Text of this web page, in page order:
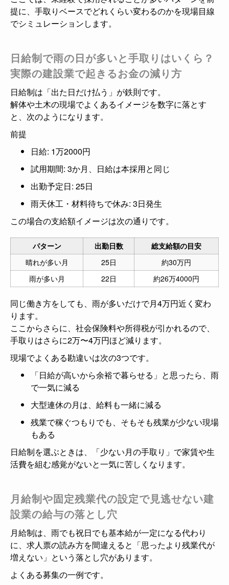
提に、手取りベースでどれくらい変わるのかを現場目線
でシミュレーションします。
日給制で雨の日が多いと手取りはいくら？
実際の建設業で起きるお金の減り方
日給制は「出た日だけ払う」が鉄則です。
解体や土木の現場でよくあるイメージを数字に落とす
と、次のようになります。
前提
日給: 1万2000円
試用期間: 3か月、日給は本採用と同じ
出勤予定日: 25日
雨天休工・材料待ちで休み: 3日発生
この場合の支給額イメージは次の通りです。
パターン 出勤日数
総支給額の目安
晴れが多い月
25日
約30万円
雨が多い月
22日 約26万4000円
同じ働き方をしても、雨が多いだけで月4万円近く変わ
ります。
ここからさらに、社会保険料や所得税が引かれるので、
手取りはさらに2万〜4万円ほど減ります。
現場でよくある勘違いは次の3つです。
「日給が高いから余裕で暮らせる」と思ったら、雨
で一気に減る
大型連休の月は、給料も一緒に減る
残業で稼ぐつもりでも、そもそも残業が少ない現場
もある
日給制を選ぶときは、「少ない月の手取り」で家賃や生
活費を組む感覚がないと一気に苦しくなります。
月給制や固定残業代の設定で見逃せない建
設業の給与の落とし穴
月給制は、雨でも祝日でも基本給が一定になる代わり
に、求人票の読み方を間違えると「思ったより残業代が
増えない」という落とし穴があります。
よくある募集の一例です。